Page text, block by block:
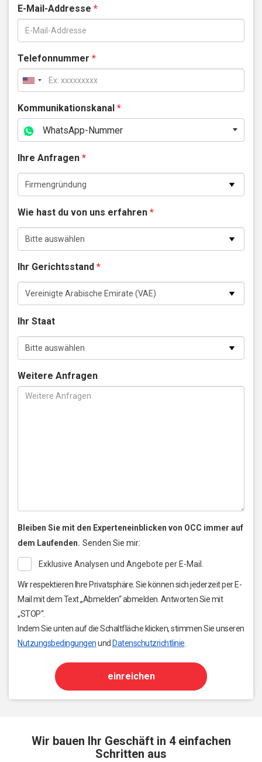
E-Mail-Addresse *
Telefonnummer *
Kommunikationskanal *
WhatsApp-Nummer
Ihre Anfragen *
Wie hast du von uns erfahren *
Ihr Gerichtsstand *
Ihr Staat
Weitere Anfragen
Bleiben Sie mit den Experteneinblicken von OCC immer auf
dem Laufenden. Senden Sie mir:
Exklusive Analysen und Angebote per E-Mail.
Wir respektieren Ihre Privatsphäre. Sie können sich jederzeit per E-
Mail mit dem Text „Abmelden“ abmelden. Antworten Sie mit
„STOP“.
Indem Sie unten auf die Schaltfläche klicken, stimmen Sie unseren
Nutzungsbedingungenund Datenschutzrichtlinie.
einreichen
Wir bauen Ihr Geschäft in 4 einfachen
Schritten aus